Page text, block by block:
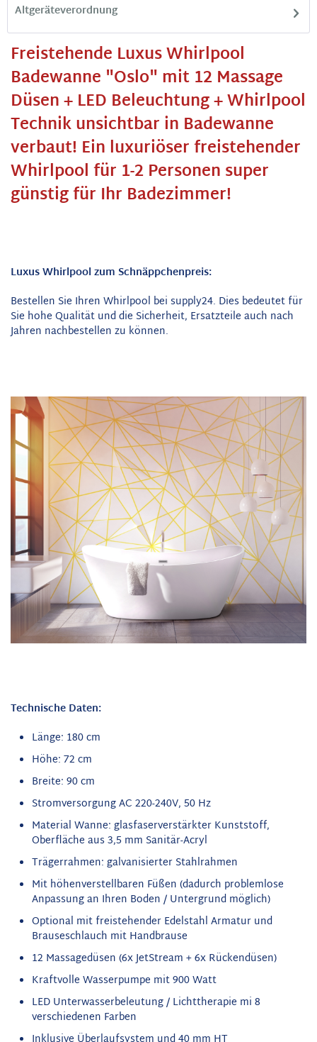
Freistehende Luxus Whirlpool
Badewanne "Oslo" mit 12 Massage
Düsen + LED Beleuchtung + Whirlpool
Technik unsichtbar in Badewanne
verbaut! Ein luxuriöser freistehender
Whirlpool für 1-2 Personen super
günstig für Ihr Badezimmer!
Luxus Whirlpool zum Schnäppchenpreis:
Bestellen Sie Ihren Whirlpool bei supply24. Dies bedeutet für
Sie hohe Qualität und die Sicherheit, Ersatzteile auch nach
Jahren nachbestellen zu können.
Technische Daten:
Länge: 180 cm
Höhe: 72 cm
Breite: 90 cm
Stromversorgung AC 220-240V, 50 Hz
Material Wanne: glasfaserverstärkter Kunststoff,
Oberfläche aus 3,5 mm Sanitär-Acryl
Trägerrahmen: galvanisierter Stahlrahmen
Mit höhenverstellbaren Füßen (dadurch problemlose
Anpassung an Ihren Boden / Untergrund möglich)
Optional mit freistehender Edelstahl Armatur und
Brauseschlauch mit Handbrause
12 Massagedüsen (6x JetStream + 6x Rückendüsen)
Kraftvolle Wasserpumpe mit 900 Watt
LED Unterwasserbeleutung / Lichttherapie mi 8
verschiedenen Farben
Altgeräteverordnung